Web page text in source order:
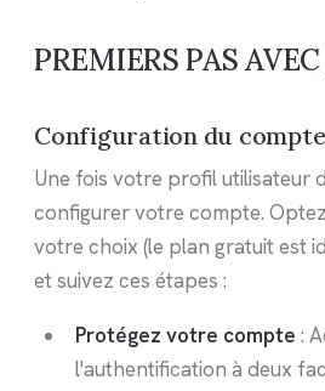
PREMIERS PAS AVEC
Configuration du compte
Une fois votre profil utilisateur
configurer votre compte.
votre choix (le plan gratuit est
et suivez ces étapes :
Protégez votre compte :
l'authentification à deux